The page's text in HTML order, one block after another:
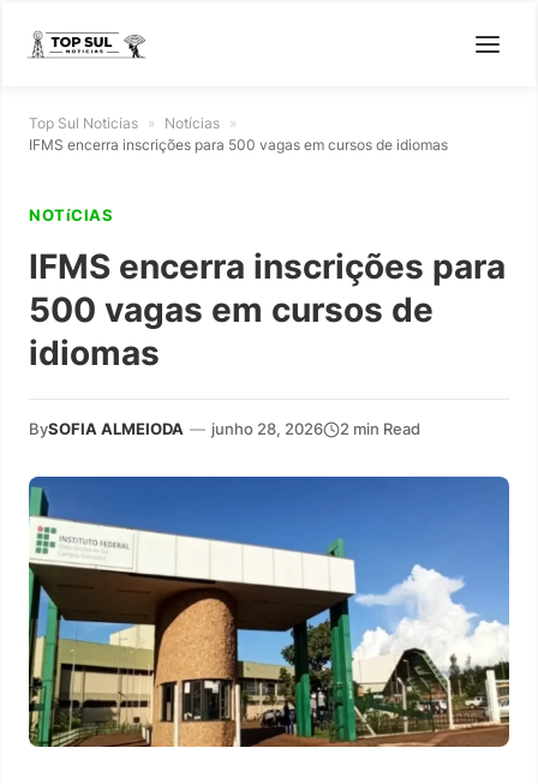
Top Sul Noticias » Notícias »
IFMS encerra inscrições para 500 vagas em cursos de idiomas
NOTíCIAS
IFMS encerra inscrições para
500 vagas em cursos de
idiomas
BySOFIA ALMEIODA — junho 28, 2026 2 min Read